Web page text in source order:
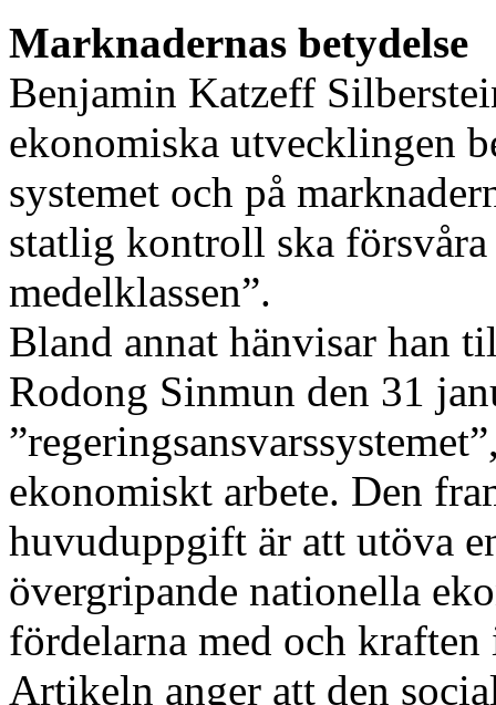
Marknadernas betydelse
Benjamin Katzeff
ekonomiska utvecklingen
systemet och på
statlig kontroll ska
medelklassen”.
Bland annat hänvisar han
Rodong Sinmun den 31
ekonomiskt arbete. Den
huvuduppgift är att utöva
övergripande nationella
fördelarna med och
Artikeln anger att den